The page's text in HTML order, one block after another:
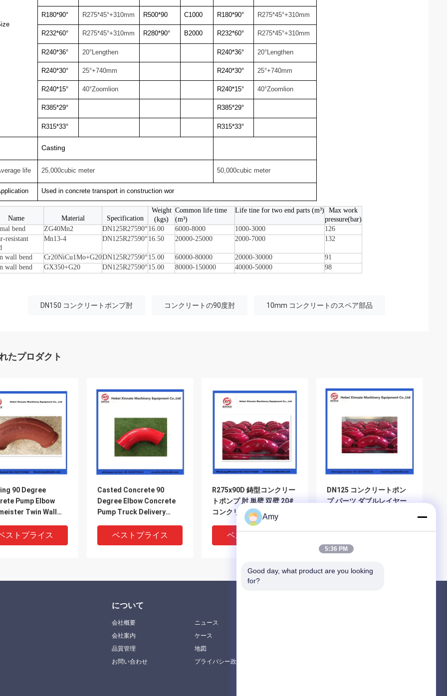
R180*90° R275*45°+310mm R500*90 C1000 R180*90° R275*45°+310mm
R232*60° R275*45°+310mm R280*90° B2000 R232*60° R275*45°+310mm
R240*36° 20°Lengthen R240*36° 20°Lengthen
R240*30° 25°+740mm R240*30° 25°+740mm
R240*15° 40°Zoomlion R240*15° 40°Zoomlion
R385*29° R385*29°
R315*33° R315*33°
Casting
life 25,000cubic meter 50,000cubic meter
Used in concrete transport in construction wor
Name Material Specification
Weight
(kgs)
Common life time
(m³)
Life tine for two end parts (m³)
Max work
pressure(bar)
bend
ZG40Mn2 DN125R27590° 16.00 6000-8000 1000-3000
126
resistant
Mn13-4 DN125R27590° 16.50 20000-25000 2000-7000 132
wall bend Cr20NiCu1Mo+G20DN125R27590° 15.00 60000-80000 20000-30000
91
wall bend
GX350+G20 DN125R27590° 15.00 80000-150000 40000-50000 98
DN150 コンクリートポンプ肘 コンクリートの90度肘 10mm コンクリートのスペア部品
たプロダクト
90 Degree
Pump Elbow
Twin Wall
ストプライス
Casted Concrete 90
Degree Elbow Concrete
Pump Truck Delivery
ベストプライス
R275x90D 鋳型コンクリー
トポンプ 肘 単壁 双壁 20#
コンクリートポンプ パイプ
ベストプライス
DN125 コンクリートポン
プ パーツ ダブルレイヤー
について
会社概要
会社案内
品質管理
お問い合わせ
ニュース
ケース
地図
プライバシー政策
Amy
5:36 PM
Good day, what product are you looking
for?